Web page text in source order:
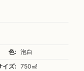
色:
泡白
イズ: 750㎖